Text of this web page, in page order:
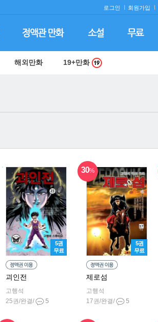
로그인 회원가입
해외만화 19+만화
5권
무료
괴인전
고행석
25권/완결/
5
30%
5권
무료
제로섬
고행석
17권/완결/
5